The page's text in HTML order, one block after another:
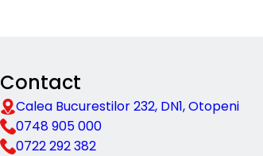
Contact
Calea Bucurestilor 232, DN1, Otopeni
0748 905 000
0722 292 382